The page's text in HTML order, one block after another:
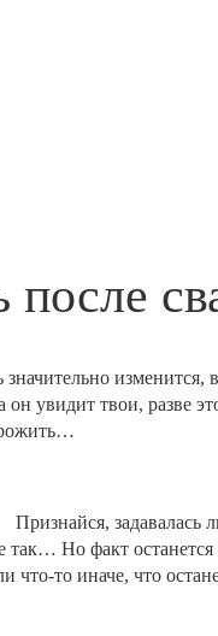
после
изменится,
увидит твои, разве
Признайся,
так… Но факт
что-то иначе, что